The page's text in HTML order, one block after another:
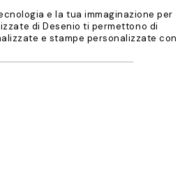
e la tua immaginazione per
di Desenio ti permettono di
e stampe personalizzate con